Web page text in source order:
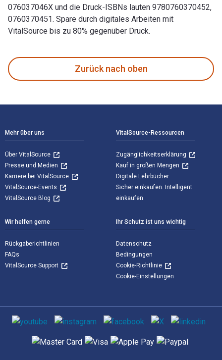
076037046X und die Druck-ISBNs lauten 9780760370452,
0760370451. Spare durch digitales Arbeiten mit
VitalSource bis zu 80% gegenüber Druck.
Zurück nach oben
Mehr über uns
Über VitalSource
Presse und Medien
Karriere bei VitalSource
VitalSource-Events
VitalSource Blog
VitalSource-Ressourcen
Zugänglichkeitserklärung
Kauf in großen Mengen
Digitale Lehrbücher
Sicher einkaufen. Intelligent
einkaufen
Wir helfen gerne
Rückgaberichtlinien
FAQs
VitalSource Support
Ihr Schutz ist uns wichtig
Datenschutz
Bedingungen
Cookie-Richtlinie
Cookie-Einstellungen
Sozialen Medien
Unterstützte Zahlungsmethoden